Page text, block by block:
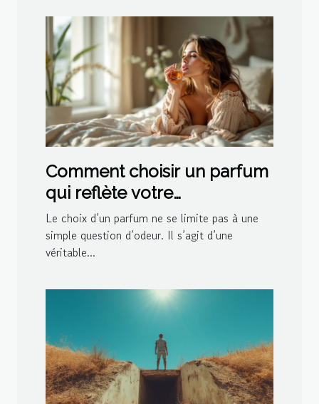
Comment choisir un parfum
qui reflète votre
personnalité?
Le choix d’un parfum ne se limite pas à une
simple question d’odeur. Il s’agit d’une
véritable...